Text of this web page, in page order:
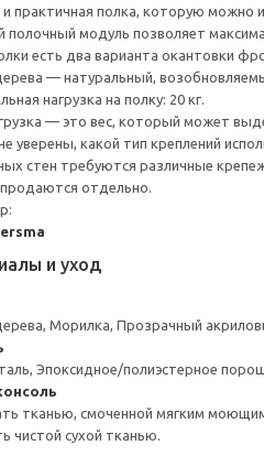
практичная полка, которую можно
полочный модуль позволяет
есть два варианта окантовки
— натуральный,
нагрузка на полку: 20 кг.
— это вес, который может
уверены, какой тип креплений
стен требуются различные
отдельно.
и уход
Морилка, Прозрачный
Эпоксидное/полиэстерное
тканью, смоченной мягким
чистой сухой тканью.